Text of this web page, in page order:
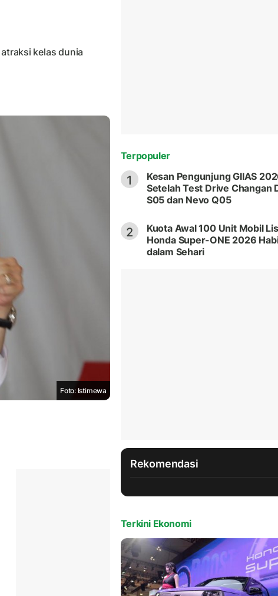
kelas dunia
Foto: Istimewa
Terpopuler
1
Kesan Pengunjung GIIAS
Setelah Test Drive Changan
S05 dan Nevo Q05
2
Kuota Awal 100 Unit Mobil
Honda Super-ONE 2026
dalam Sehari
Rekomendasi
Terkini Ekonomi